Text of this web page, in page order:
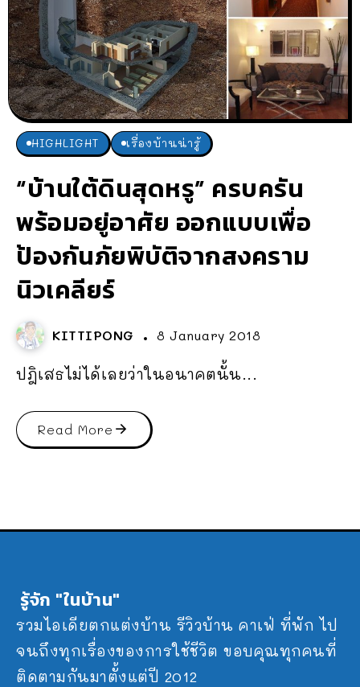
HIGHLIGHT เรื่องบ้านน่ารู้
“บ้านใต้ดินสุดหรู” ครบครัน
พร้อมอยู่อาศัย ออกแบบเพื่อ
ป้องกันภัยพิบัติจากสงคราม
นิวเคลียร์
KITTIPONG 8 January 2018
ปฎิเสธไม่ได้เลยว่าในอนาคตนั้น...
Read More
รู้จัก "ในบ้าน"
รวมไอเดียตกแต่งบ้าน รีวิวบ้าน คาเฟ่ ที่พัก ไป
จนถึงทุกเรื่องของการใช้ชีวิต ขอบคุณทุกคนที่
ติดตามกันมาตั้งแต่ปี 2012